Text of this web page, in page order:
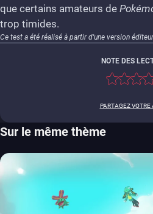
que certains amateurs de
trop timides.
Ce test a été réalisé à partir d'une version
NOTE DES
PARTAGEZ VOTRE
Sur le même thème